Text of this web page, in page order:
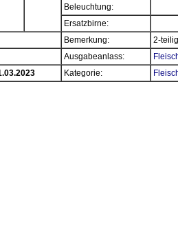
Beleuchtung:
Ersatzbirne:
Bemerkung:
2-
Ausgabeanlass:
Kategorie: